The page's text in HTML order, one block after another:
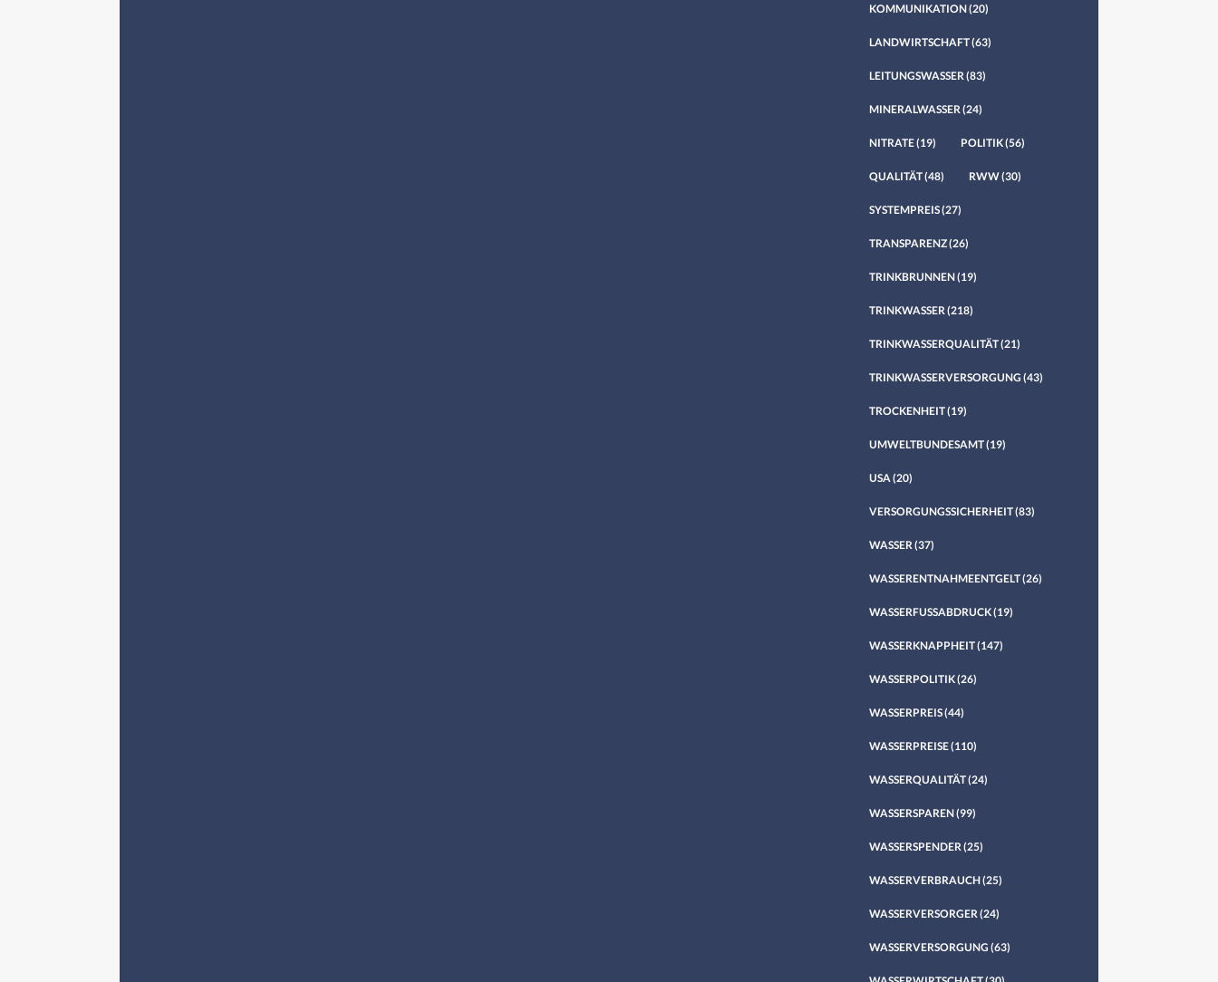
KOMMUNIKATION(20)
LANDWIRTSCHAFT(63)
LEITUNGSWASSER (83)
MINERALWASSER (24)
NITRATE(19) POLITIK(56)
QUALITÄT(48) RWW(30)
SYSTEMPREIS(27)
TRANSPARENZ(26)
TRINKBRUNNEN(19)
TRINKWASSER (218)
TRINKWASSERQUALITÄT(21)
TRINKWASSERVERSORGUNG (43)
TROCKENHEIT(19)
UMWELTBUNDESAMT(19)
USA (20)
VERSORGUNGSSICHERHEIT(83)
WASSER (37)
WASSERENTNAHMEENTGELT(26)
WASSERFUSSABDRUCK(19)
WASSERKNAPPHEIT(147)
WASSERPOLITIK(26)
WASSERPREIS(44)
WASSERPREISE(110)
WASSERQUALITÄT(24)
WASSERSPAREN(99)
WASSERSPENDER (25)
WASSERVERBRAUCH(25)
WASSERVERSORGER (24)
WASSERVERSORGUNG (63)